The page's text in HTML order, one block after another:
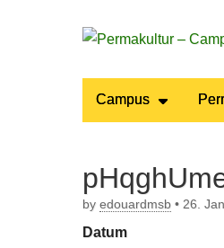
–
Main
menu
Campus
by edouardmsb • 26.
Datum